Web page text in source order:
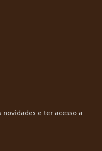
novidades e ter acesso a